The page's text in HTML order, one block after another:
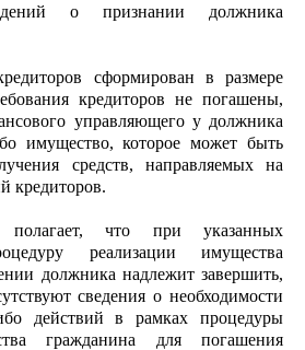
о признании должника
сформирован в размере
кредиторов не погашены,
управляющего у должника
имущество, которое может быть
средств, направляемых на
кредиторов.
что при указанных
реализации имущества
должника надлежит завершить,
сведения о необходимости
действий в рамках процедуры
гражданина для погашения